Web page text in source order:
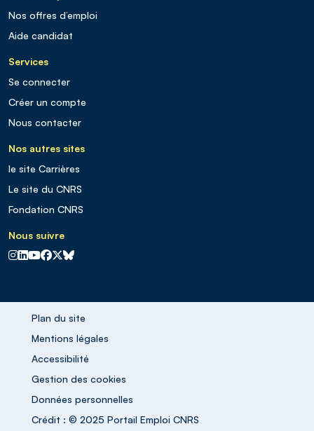
Nos offres d’emploi
Aide candidat
Services
Se connecter
Créer un compte
Nous contacter
Nos autres sites
le site Carrières
Le site du CNRS
Fondation CNRS
Nous suivre
CNRS sur Instagram
CNRS sur Linkedin
CNRS sur Youtube
CNRS sur Facebook
CNRS sur X
CNRS sur Blus sky
Plan du site
Mentions légales
Accessibilité
Gestion des cookies
Données personnelles
Crédit : © 2025 Portail Emploi CNRS